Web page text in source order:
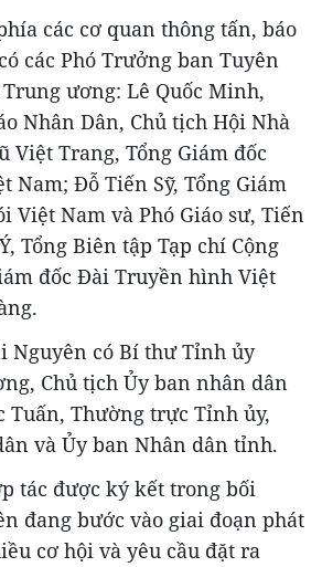
các cơ quan thông tấn, báo
các Phó Trưởng ban Tuyên
ương: Lê Quốc Minh,
Nhân Dân, Chủ tịch Hội Nhà
Việt Trang, Tổng Giám đốc
Nam; Đỗ Tiến Sỹ, Tổng Giám
Việt Nam và Phó Giáo sư, Tiến
Tổng Biên tập Tạp chí Cộng
đốc Đài Truyền hình Việt
Nguyên có Bí thư Tỉnh ủy
Chủ tịch Ủy ban nhân dân
Tuấn, Thường trực Tỉnh ủy,
và Ủy ban Nhân dân tỉnh.
tác được ký kết trong bối
đang bước vào giai đoạn phát
cơ hội và yêu cầu đặt ra